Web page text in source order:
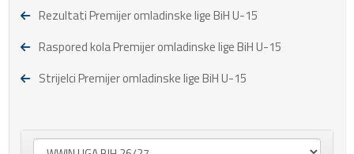
Rezultati Premijer omladinske lige BiH U-15
Raspored kola Premijer omladinske lige BiH U-15
Strijelci Premijer omladinske lige BiH U-15